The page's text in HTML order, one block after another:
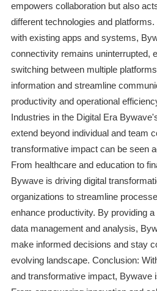
empowers collaboration but also
different technologies and
with existing apps and systems,
connectivity remains uninterrupted,
switching between multiple
information and streamline
productivity and operational
Industries in the Digital Era
extend beyond individual and team
transformative impact can be seen
From healthcare and education to
Bywave is driving digital
organizations to streamline
enhance productivity. By providing
data management and analysis,
make informed decisions and stay
evolving landscape. Conclusion:
and transformative impact, Bywave